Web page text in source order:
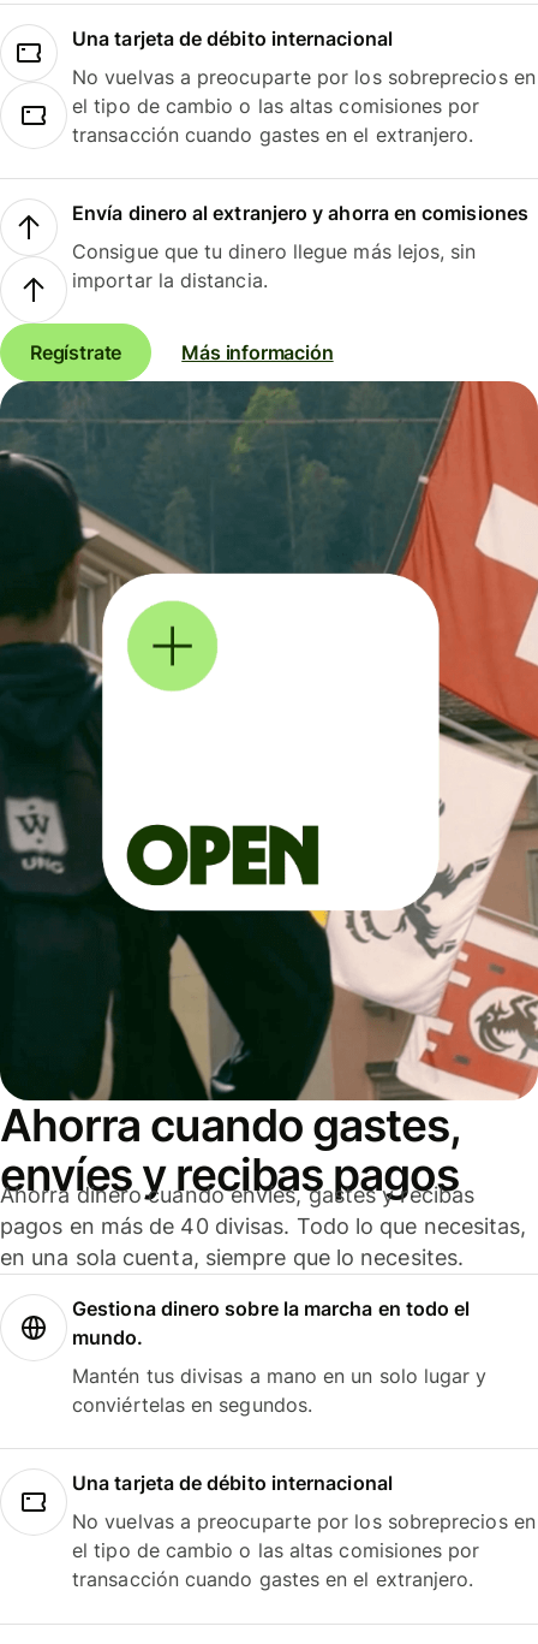
Una tarjeta de débito internacional
No vuelvas a preocuparte por los sobreprecios en
el tipo de cambio o las altas comisiones por
transacción cuando gastes en el extranjero.
Envía dinero al extranjero y ahorra en comisiones
Consigue que tu dinero llegue más lejos, sin
importar la distancia.
Regístrate Más información
Ahorra cuando gastes,
envíes y recibas pagos
Ahorra dinero cuando envíes, gastes y recibas
pagos en más de 40 divisas. Todo lo que necesitas,
en una sola cuenta, siempre que lo necesites.
Gestiona dinero sobre la marcha en todo el
mundo.
Mantén tus divisas a mano en un solo lugar y
conviértelas en segundos.
Una tarjeta de débito internacional
No vuelvas a preocuparte por los sobreprecios en
el tipo de cambio o las altas comisiones por
transacción cuando gastes en el extranjero.